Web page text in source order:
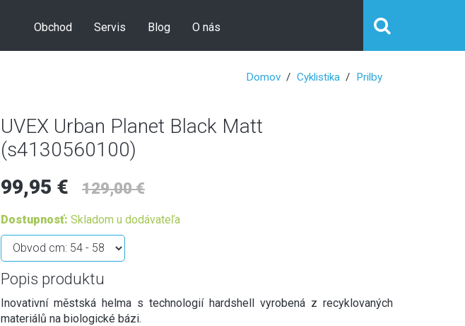
Obchod Servis Blog O nás
Domov Cyklistika Prilby
UVEX Urban Planet Black Matt
(s4130560100)
99,95 €
129,00 €
Dostupnosť: Skladom u dodávateľa
Popis produktu
Inovativní městská helma s technologií hardshell vyrobená z recyklovaných
materiálů na biologické bázi.